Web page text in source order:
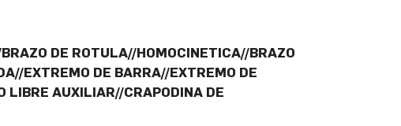
DE ROTULA//HOMOCINETICA//BRAZO
EXTREMO DE BARRA//EXTREMO DE
LIBRE AUXILIAR//CRAPODINA DE